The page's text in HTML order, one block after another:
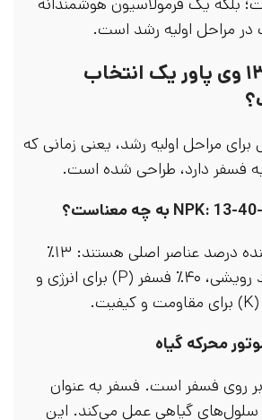
مراحل اولیه رشد است.
چرا کود ۱۳.۴۰.۱۳ وی پاور یک انتخاب
مراحل اولیه رشد، یعنی زمانی که
به فسفر دارد، طراحی شده است.
اعداد NPK نشان‌دهنده درصد عناصر اصلی هستند: ۱۳٪
نیتروژن (N) برای رشد رویشی، ۴۰٪ فسفر (P) برای انرژی و
روی فسفر است. فسفر به عنوان
سلول‌های گیاهی عمل می‌کند. این